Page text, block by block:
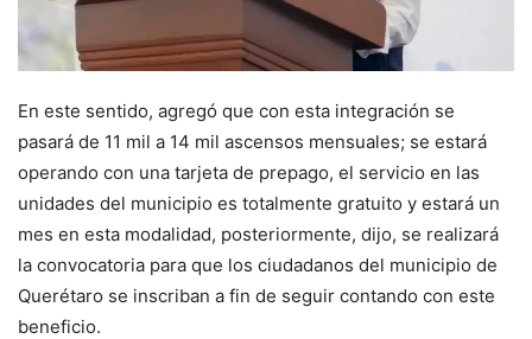
En este sentido, agregó que con esta integración se
pasará de 11 mil a 14 mil ascensos mensuales; se estará
operando con una tarjeta de prepago, el servicio en las
unidades del municipio es totalmente gratuito y estará un
mes en esta modalidad, posteriormente, dijo, se realizará
la convocatoria para que los ciudadanos del municipio de
Querétaro se inscriban a fin de seguir contando con este
beneficio.